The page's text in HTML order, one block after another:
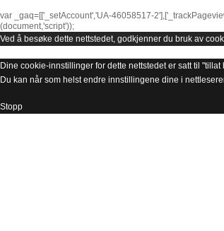
var _gaq=[['_setAccount','UA-46058517-
(document,'script'));
Ved å besøke dette nettstedet, godkjenner du bruk av
Dine cookie-innstillinger for dette nettstedet er satt til
Du kan når som helst endre innstillingene dine i
Stopp